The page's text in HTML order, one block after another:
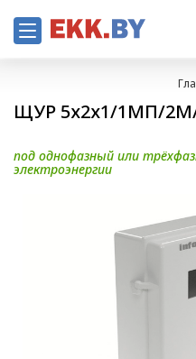
ЩУР 5х2х1/1МП/
под однофазный или
электроэнергии